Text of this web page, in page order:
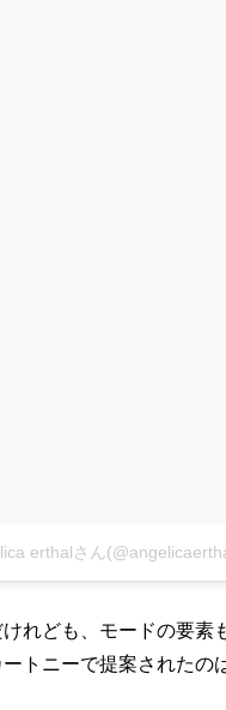
erthalさん
れども、モードの要素
トニーで提案されたの